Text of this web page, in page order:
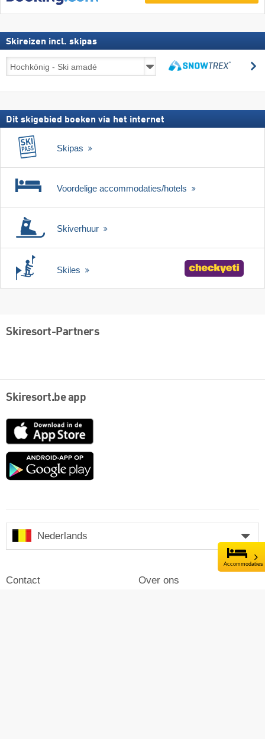
Accommodaties
Skireizen incl. skipas
Skireizen
incl.
Dit skigebied boeken via het internet
Skipas
Voordelige accommodaties/hotels
Skiverhuur
Skiles
Skiresort-Partners
Skiresort.be app
App
Google
Nederlands
Contact Over ons